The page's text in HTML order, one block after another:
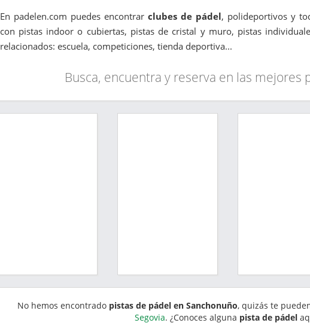
En padelen.com puedes encontrar clubes de pádel, polideportivos y
con pistas indoor o cubiertas, pistas de cristal y muro, pistas
relacionados: escuela, competiciones, tienda deportiva...
Busca, encuentra y reserva en las mejores
No hemos encontrado pistas de pádel en Sanchonuño, quizás te
Segovia. ¿Conoces alguna pista de pádel